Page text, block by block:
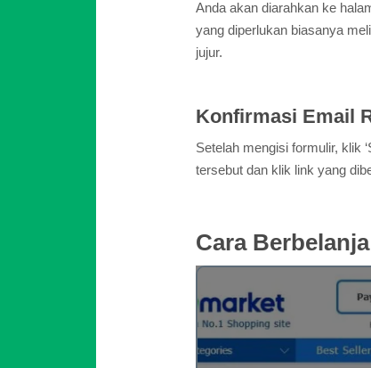
Anda akan diarahkan ke
yang diperlukan biasanya
jujur.
Konfirmasi Email
Setelah mengisi formulir, klik
tersebut dan klik link yang
Cara